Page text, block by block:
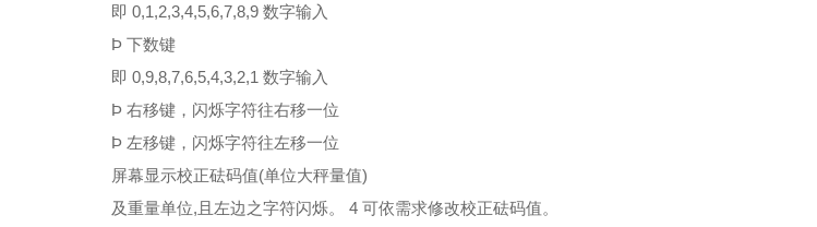
即 0,1,2,3,4,5,6,7,8,9 数字输入
Þ 下数键
即 0,9,8,7,6,5,4,3,2,1 数字输入
Þ 右移键，闪烁字符往右移一位
Þ 左移键，闪烁字符往左移一位
屏幕显示校正砝码值(单位大秤量值)
及重量单位,且左边之字符闪烁。 4 可依需求修改校正砝码值。